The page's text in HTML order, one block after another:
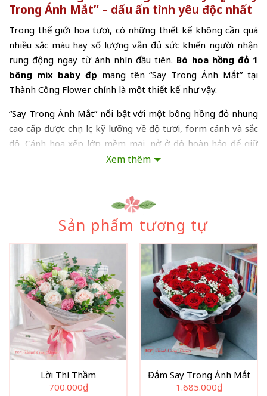
Trong Ánh Mắt” – dấu ấn tình yêu độc nhất
Trong thế giới hoa tươi, có những thiết kế không cần quá
nhiều sắc màu hay số lượng vẫn đủ sức khiến người nhận
rung động ngay từ ánh nhìn đầu tiên. Bó hoa hồng đỏ 1
bông mix baby đẹp mang tên “Say Trong Ánh Mắt” tại
Thành Công Flower chính là một thiết kế như vậy.
“Say Trong Ánh Mắt” nổi bật với một bông hồng đỏ nhung
cao cấp được chọn lọc kỹ lưỡng về độ tươi, form cánh và sắc
độ. Cánh hoa xếp lớp mềm mại, nở ở độ hoàn hảo để giữ
được vẻ đẹp rực rỡ lâu nhất khi trao tặng. Bao quanh đóa
tương phản giữa sắc đỏ nồng nàn và nền trắng thuần khiết
tạo nên điểm nhấn thị giác ấn tượng, khiến ánh nhìn tự
nhiên tập trung vào trung tâm của bó hoa. Lớp giấy gói
trắng cao cấp cùng nơ đỏ satin mềm mại hoàn thiện tổng
thể thanh lịch, hiện đại nhưng vẫn đầy cảm xúc.
Xem thêm
Sản phẩm tương tự
Lời Thì Thầm
700.000₫
Đắm Say Trong Ánh Mắt
1.685.000₫